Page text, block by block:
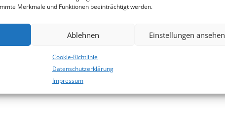
Merkmale und Funktionen beeinträchtigt werden.
Ablehnen Einstellungen ansehen
Cookie-Richtlinie
Datenschutzerklärung
Impressum